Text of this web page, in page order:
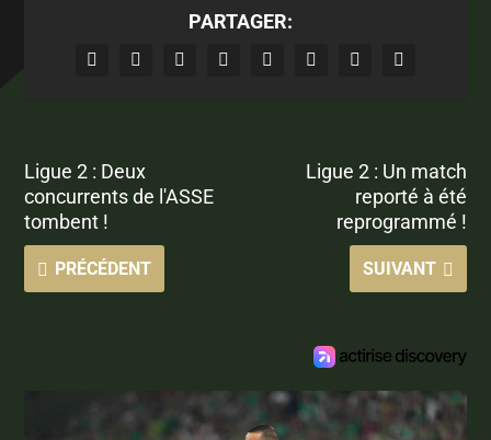
PARTAGER:
Ligue 2 : Deux
concurrents de l'ASSE
tombent !
PRÉCÉDENT
Ligue 2 : Un match
reporté à été
reprogrammé !
SUIVANT